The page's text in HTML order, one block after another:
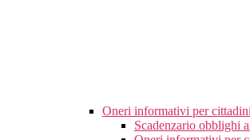
Oneri informativi per
Scadenzario obblighi